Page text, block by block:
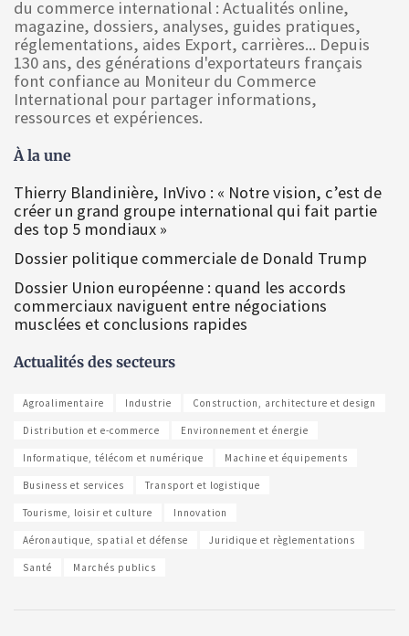
du commerce international : Actualités online,
magazine, dossiers, analyses, guides pratiques,
réglementations, aides Export, carrières... Depuis
130 ans, des générations d'exportateurs français
font confiance au Moniteur du Commerce
International pour partager informations,
ressources et expériences.
À la une
Thierry Blandinière, InVivo : « Notre vision, c’est de
créer un grand groupe international qui fait partie
des top 5 mondiaux »
Dossier politique commerciale de Donald Trump
Dossier Union européenne : quand les accords
commerciaux naviguent entre négociations
musclées et conclusions rapides
Actualités des secteurs
Agroalimentaire Industrie Construction, architecture et design
Distribution et e-commerce Environnement et énergie
Informatique, télécom et numérique Machine et équipements
Business et services Transport et logistique
Tourisme, loisir et culture Innovation
Aéronautique, spatial et défense Juridique et règlementations
Santé Marchés publics